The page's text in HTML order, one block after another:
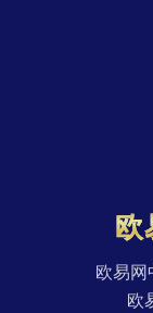
欧
欧易网
欧